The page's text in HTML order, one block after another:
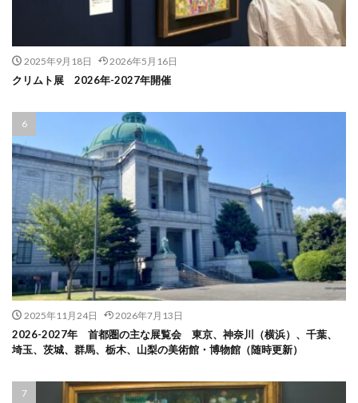
2025年9月18日 2026年5月16日
クリムト展 2026年-2027年開催
2025年11月24日 2026年7月13日
2026-2027年 首都圏の主な展覧会 東京、神奈川（横浜）、千葉、
埼玉、茨城、群馬、栃木、山梨の美術館・博物館（随時更新）